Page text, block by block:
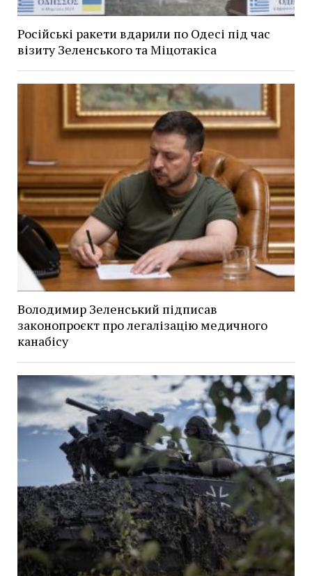
Російські ракети вдарили по Одесі під час
візиту Зеленського та Міцотакіса
Володимир Зеленський підписав
законопроєкт про легалізацію медичного
канабісу